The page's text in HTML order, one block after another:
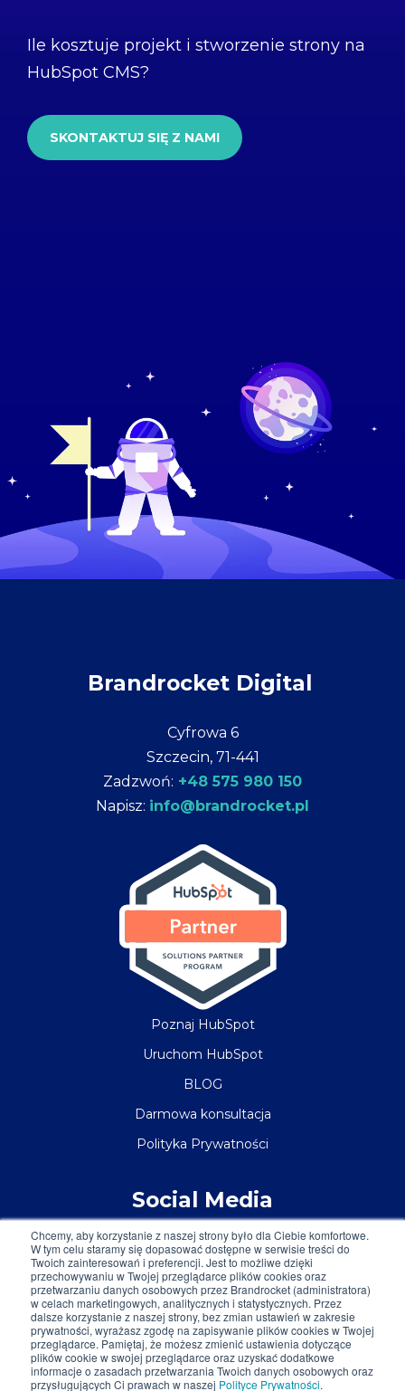
Chcemy, aby korzystanie z naszej strony było dla Ciebie komfortowe.
W tym celu staramy się dopasować dostępne w serwisie treści do
Twoich zainteresowań i preferencji. Jest to możliwe dzięki
przechowywaniu w Twojej przeglądarce plików cookies oraz
przetwarzaniu danych osobowych przez Brandrocket (administratora)
w celach marketingowych, analitycznych i statystycznych. Przez
dalsze korzystanie z naszej strony, bez zmian ustawień w zakresie
prywatności, wyrażasz zgodę na zapisywanie plików cookies w Twojej
przeglądarce. Pamiętaj, że możesz zmienić ustawienia dotyczące
plików cookie w swojej przeglądarce oraz uzyskać dodatkowe
informacje o zasadach przetwarzania Twoich danych osobowych oraz
przysługujących Ci prawach w naszej Polityce Prywatności.
Ile kosztuje projekt i stworzenie strony na
HubSpot CMS?
SKONTAKTUJ SIĘ Z NAMI
Brandrocket Digital
Cyfrowa 6
Szczecin, 71-441
Zadzwoń: +48 575 980 150
Napisz: info@brandrocket.pl
Poznaj HubSpot
Uruchom HubSpot
BLOG
Darmowa konsultacja
Polityka Prywatności
Social Media